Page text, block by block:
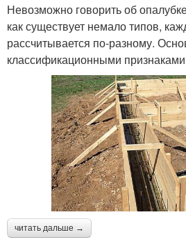
Невозможно говорить об
как существует немало типов,
рассчитывается по-разному.
классификационными
читать дальше →